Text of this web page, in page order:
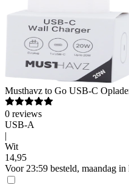
Musthavz to Go USB-C
0 reviews
USB-A
|
Wit
14,95
Voor 23:59 besteld, maandag in